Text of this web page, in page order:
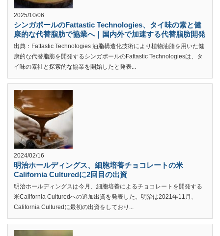
2025/10/06
シンガポールのFattastic Technologies、タイ味の素と健
康的な代替脂肪で協業へ｜国内外で加速する代替脂肪開発
出典：Fattastic Technologies 油脂構造化技術により植物油脂を用いた健
康的な代替脂肪を開発するシンガポールのFattastic Technologiesは、タ
イ味の素社と探索的な協業を開始したと発表...
2024/02/16
明治ホールディングス、細胞培養チョコレートの米
California Culturedに2回目の出資
明治ホールディングスは今月、細胞培養によるチョコレートを開発する
米California Culturedへの追加出資を発表した。明治は2021年11月、
California Culturedに最初の出資をしており...